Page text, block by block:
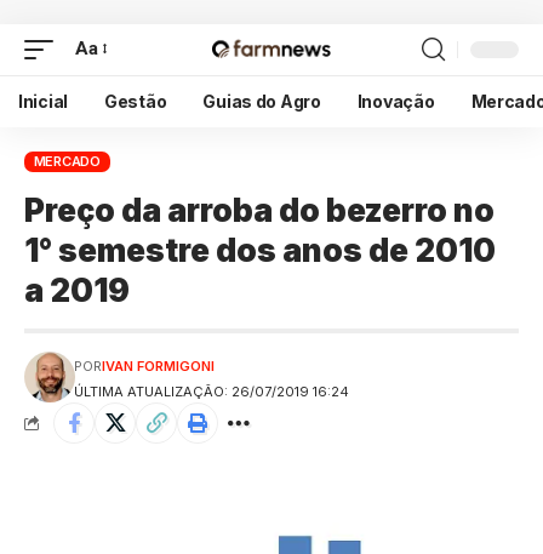
Aa
Inicial Gestão Guias do Agro Inovação
MERCADO
Preço da arroba do bezerro no
1° semestre dos anos de 2010
a 2019
ÚLTIMA ATUALIZAÇÃO: 26/07/2019 16:24
PORIVAN FORMIGONI